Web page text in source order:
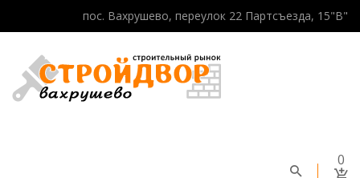
пос. Вахрушево, переулок 22 Партсъезда, 15"В"
0